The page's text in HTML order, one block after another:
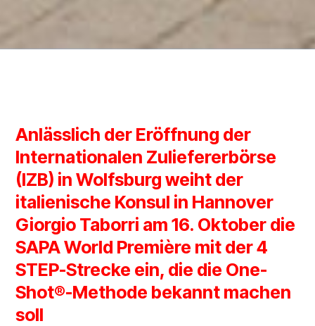
Anlässlich der Eröffnung der
Internationalen Zuliefererbörse
(IZB) in Wolfsburg weiht der
italienische Konsul in Hannover
Giorgio Taborri am 16. Oktober die
SAPA World Première mit der 4
STEP-Strecke ein, die die One-
Shot®-Methode bekannt machen
soll